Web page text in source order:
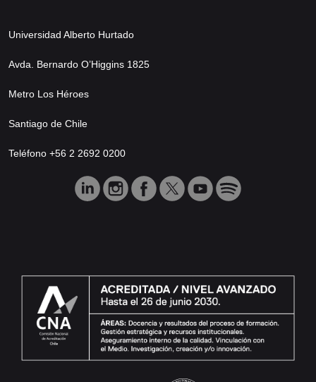
Universidad Alberto Hurtado
Avda. Bernardo O’Higgins 1825
Metro Los Héroes
Santiago de Chile
Teléfono +56 2 2692 0200